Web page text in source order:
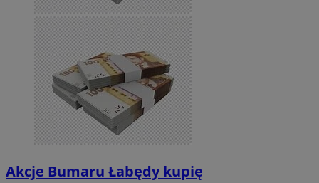
Akcje Bumaru Łabędy kupię